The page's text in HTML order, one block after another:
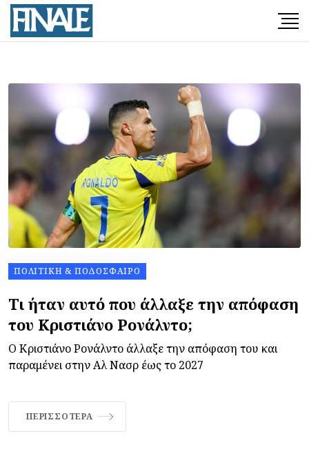
ΠΟΛΙΤΙΚΉ & ΠΟΔΌΣΦΑΙΡΟ
Τι ήταν αυτό που άλλαξε την απόφαση
του Κριστιάνο Ρονάλντο;
Ο Κριστιάνο Ρονάλντο άλλαξε την απόφαση του και
παραμένει στην Αλ Νασρ έως το 2027
ΠΕΡΙΣΣΌΤΕΡΑ